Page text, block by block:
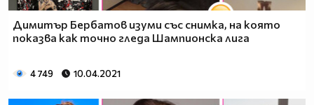
Димитър Бербатов изуми със снимка, на която
показва как точно гледа Шампионска лига
4 749 10.04.2021